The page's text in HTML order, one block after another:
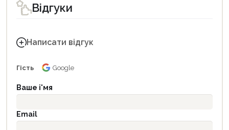
Відгуки
Написати відгук
Гість Google
Ваше і'мя
Email